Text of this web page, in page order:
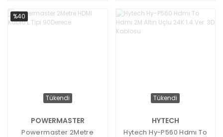
%40
Tükendi
POWERMASTER
Powermaster 2Metre
Tükendi
HYTECH
Hytech Hy-P560 Hdmı To